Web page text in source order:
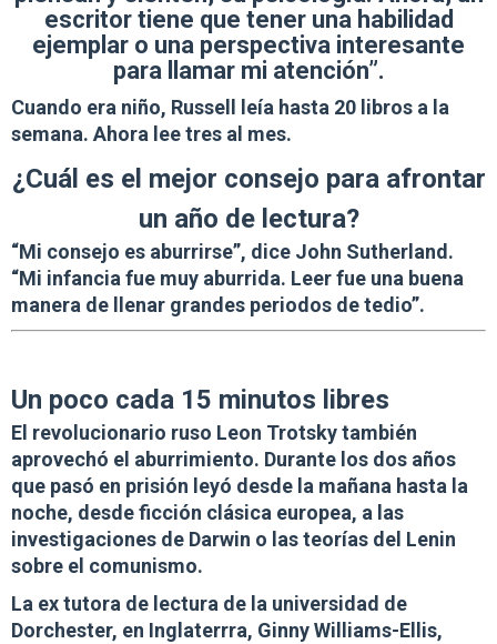
escritor tiene que tener una habilidad
ejemplar o una perspectiva interesante
para llamar mi atención”.
Cuando era niño, Russell leía hasta 20 libros a la
semana. Ahora lee tres al mes.
¿Cuál es el mejor consejo para afrontar
un año de lectura?
“Mi consejo es aburrirse”, dice John Sutherland.
“Mi infancia fue muy aburrida. Leer fue una buena
manera de llenar grandes periodos de tedio”.
Un poco cada 15 minutos libres
El revolucionario ruso Leon Trotsky también
aprovechó el aburrimiento. Durante los dos años
que pasó en prisión leyó desde la mañana hasta la
noche, desde ficción clásica europea, a las
investigaciones de Darwin o las teorías del Lenin
sobre el comunismo.
La ex tutora de lectura de la universidad de
Dorchester, en Inglaterrra, Ginny Williams-Ellis,